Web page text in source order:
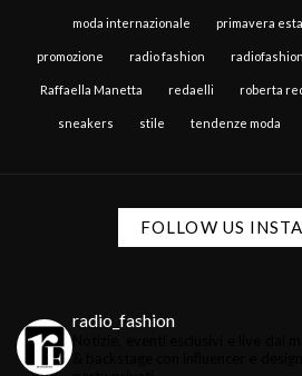
moda internazionale primavera
promozione radio fashion radiofashion
Raffaella Manetta redaelli roberta
sneakers stile tendenze moda
FOLLOW US
radio_fashion